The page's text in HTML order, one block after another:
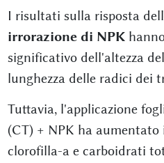
I risultati sulla risposta
irrorazione di NPK
significativo dell'altezza
lunghezza delle radici dei
Tuttavia, l'applicazione
(CT) + NPK ha
clorofilla-a e carboidrati